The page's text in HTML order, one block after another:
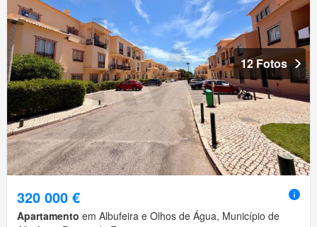
12 Fotos
320 000 €
Apartamento em Albufeira e Olhos de Água, Município de